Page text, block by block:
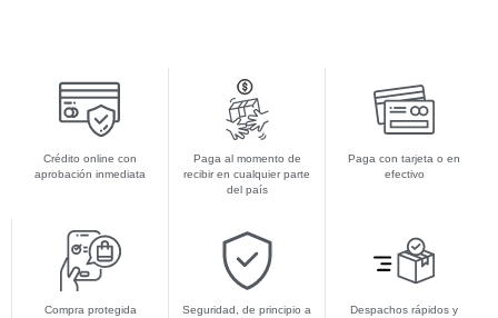
Crédito online con
aprobación inmediata
Paga al momento de
recibir en cualquier parte
del país
Paga con tarjeta o en
efectivo
Compra protegida
Seguridad, de principio a
Despachos rápidos y